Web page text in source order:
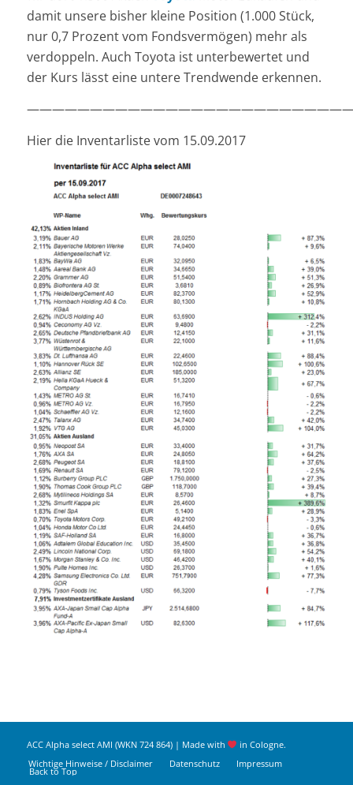
damit unsere bisher kleine Position (1.000 Stück,
nur 0,7 Prozent vom Fondsvermögen) mehr als
verdoppeln. Auch Toyota ist unterbewertet und
der Kurs lässt eine untere Trendwende erkennen.
Hier die Inventarliste vom 15.09.2017
ACC Alpha select AMI (WKN 724 864) | Made with
in Cologne.
Wichtige Hinweise / Disclaimer
Datenschutz Impressum
Back to Top